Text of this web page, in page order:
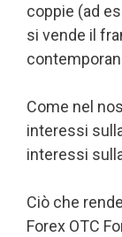
coppie (ad
si vende il
Come nel
interessi
interessi
Ciò che
Forex OTC